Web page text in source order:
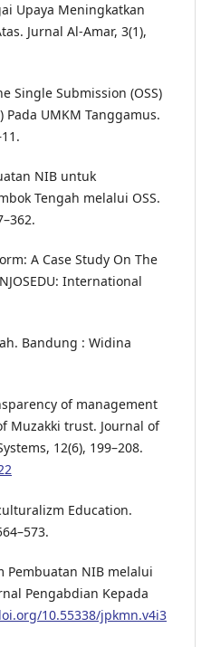
Upaya Meningkatkan
Jurnal Al-Amar, 3(1),
Single Submission (OSS)
UMKM Tanggamus.
NIB untuk
Tengah melalui OSS.
A Case Study On The
International
Bandung : Widina
of management
Muzakki trust. Journal of
12(6), 199–208.
Education.
Pembuatan NIB melalui
Pengabdian Kepada
10.55338/jpkmn.v4i3